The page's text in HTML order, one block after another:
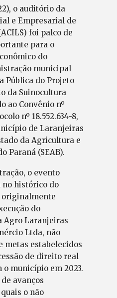
o auditório da
e Empresarial de
foi palco de
para o
do
municipal
Pública do Projeto
da Suinocultura
ao Convênio nº
nº 18.552.634-8,
de Laranjeiras
da Agricultura e
Paraná (SEAB).
o evento
no histórico do
originalmente
do
Agro Laranjeiras
Ltda, não
metas estabelecidos
de direito real
o município em 2023.
avanços
o não